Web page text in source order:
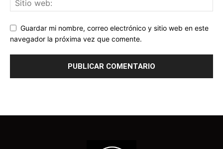
Guardar mi nombre, correo electrónico y sitio web en este
navegador la próxima vez que comente.